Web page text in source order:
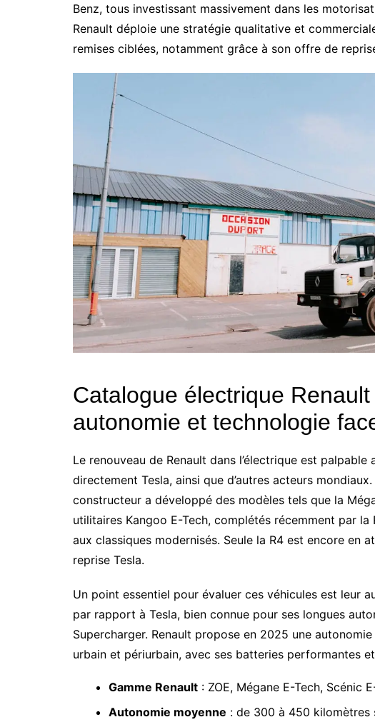
Benz, tous investissant massivement dans les
Renault déploie une stratégie qualitative et
remises ciblées, notamment grâce à son offre de
Catalogue électrique
autonomie et technologie
Le renouveau de Renault dans l’électrique est
directement Tesla, ainsi que d’autres acteurs
constructeur a développé des modèles tels que la
utilitaires Kangoo E-Tech, complétés récemment par
aux classiques modernisés. Seule la R4 est encore en
reprise Tesla.
Un point essentiel pour évaluer ces véhicules est leur
par rapport à Tesla, bien connue pour ses longues
Supercharger. Renault propose en 2025 une
urbain et périurbain, avec ses batteries performantes
Gamme Renault : ZOE, Mégane E-Tech, Scénic
Autonomie moyenne : de 300 à 450 kilomètres